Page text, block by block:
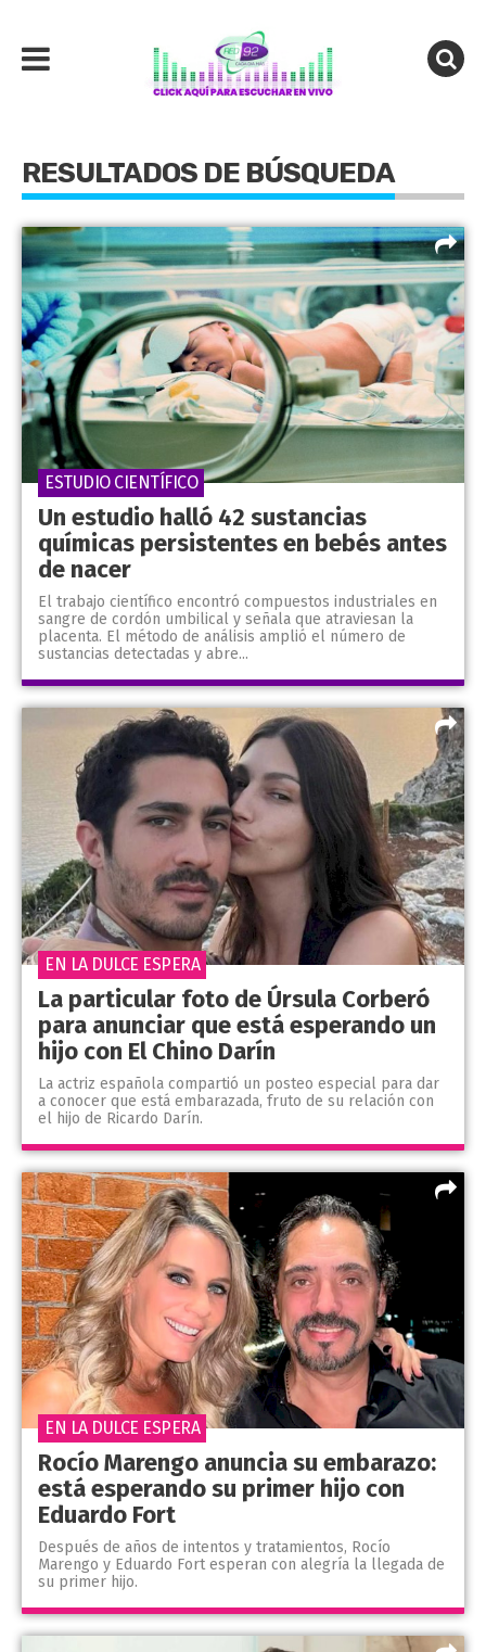
RESULTADOS DE BÚSQUEDA
Un estudio halló 42 sustancias
químicas persistentes en bebés antes
de nacer
El trabajo científico encontró compuestos industriales en
sangre de cordón umbilical y señala que atraviesan la
placenta. El método de análisis amplió el número de
sustancias detectadas y abre...
ESTUDIO CIENTÍFICO
La particular foto de Úrsula Corberó
para anunciar que está esperando un
hijo con El Chino Darín
La actriz española compartió un posteo especial para dar
a conocer que está embarazada, fruto de su relación con
el hijo de Ricardo Darín.
EN LA DULCE ESPERA
Rocío Marengo anuncia su embarazo:
está esperando su primer hijo con
Eduardo Fort
Después de años de intentos y tratamientos, Rocío
Marengo y Eduardo Fort esperan con alegría la llegada de
su primer hijo.
EN LA DULCE ESPERA